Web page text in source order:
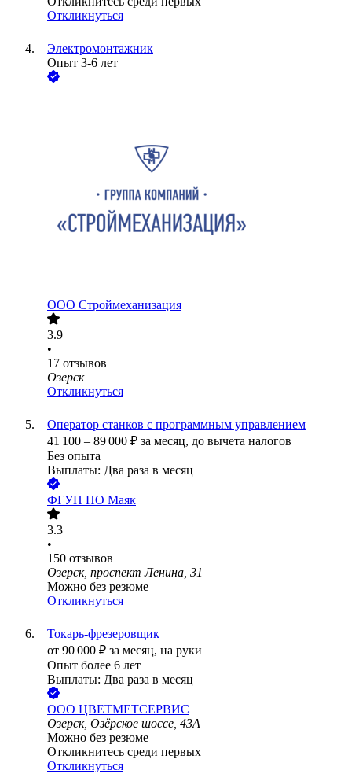
Откликнуться
Электромонтажник
Опыт 3-6 лет
ООО Строймеханизация
3.9
•
17 отзывов
Озерск
Откликнуться
Оператор станков с программным управлением
41 100 – 89 000 ₽ за месяц, до вычета налогов
Без опыта
Выплаты: Два раза в месяц
ФГУП ПО Маяк
3.3
•
150 отзывов
Озерск, проспект Ленина, 31
Можно без резюме
Откликнуться
Токарь-фрезеровщик
от 90 000 ₽ за месяц, на руки
Опыт более 6 лет
Выплаты: Два раза в месяц
ООО ЦВЕТМЕТСЕРВИС
Озерск, Озёрское шоссе, 43А
Можно без резюме
Откликнитесь среди первых
Откликнуться